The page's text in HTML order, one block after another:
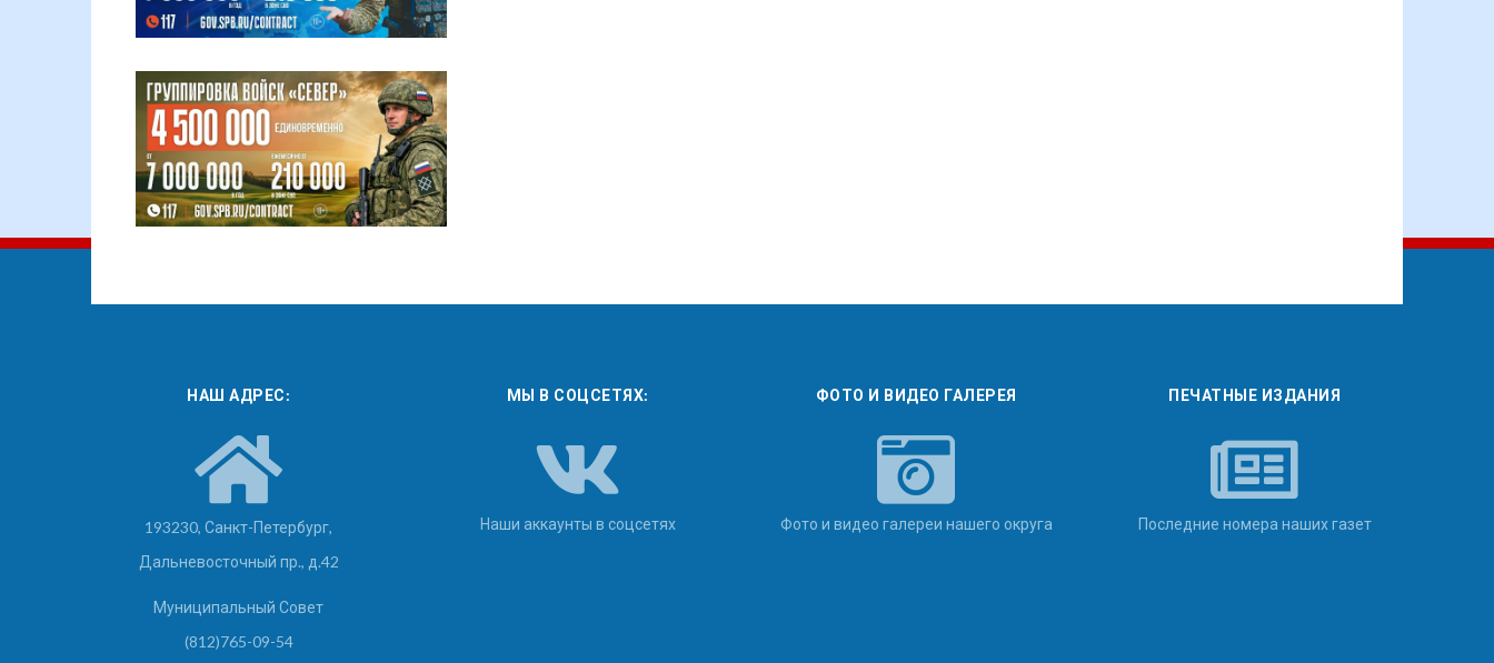
НАШ АДРЕС:
193230, Санкт-Петербург,
Дальневосточный пр., д.42
Муниципальный Совет
(812)765-09-54
МЫ В СОЦСЕТЯХ:
Наши аккаунты в соцсетях
ФОТО И ВИДЕО ГАЛЕРЕЯ
Фото и видео галереи нашего округа
ПЕЧАТНЫЕ ИЗДАНИЯ
Последние номера наших газет